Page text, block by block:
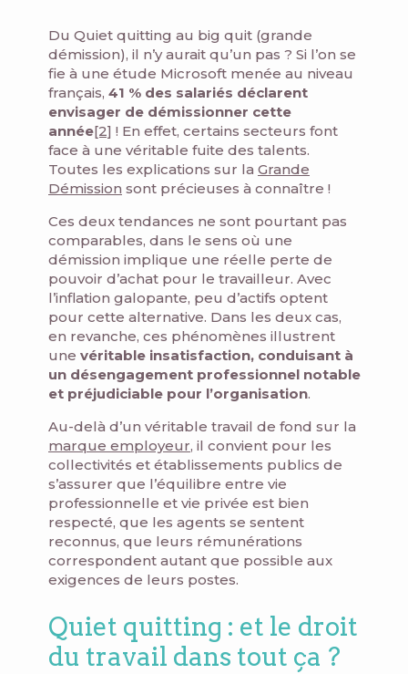
Du Quiet quitting au big quit (grande
démission), il n’y aurait qu’un pas ? Si l’on se
fie à une étude Microsoft menée au niveau
français, 41 % des salariés déclarent
envisager de démissionner cette
année[2] ! En effet, certains secteurs font
face à une véritable fuite des talents.
Toutes les explications sur la Grande
Démission sont précieuses à connaître !
Ces deux tendances ne sont pourtant pas
comparables, dans le sens où une
démission implique une réelle perte de
pouvoir d’achat pour le travailleur. Avec
l’inflation galopante, peu d’actifs optent
pour cette alternative. Dans les deux cas,
en revanche, ces phénomènes illustrent
une véritable insatisfaction, conduisant à
un désengagement professionnel notable
et préjudiciable pour l’organisation.
Au-delà d’un véritable travail de fond sur la
marque employeur, il convient pour les
collectivités et établissements publics de
s’assurer que l’équilibre entre vie
professionnelle et vie privée est bien
respecté, que les agents se sentent
reconnus, que leurs rémunérations
correspondent autant que possible aux
exigences de leurs postes.
Quiet quitting : et le droit
du travail dans tout ça ?